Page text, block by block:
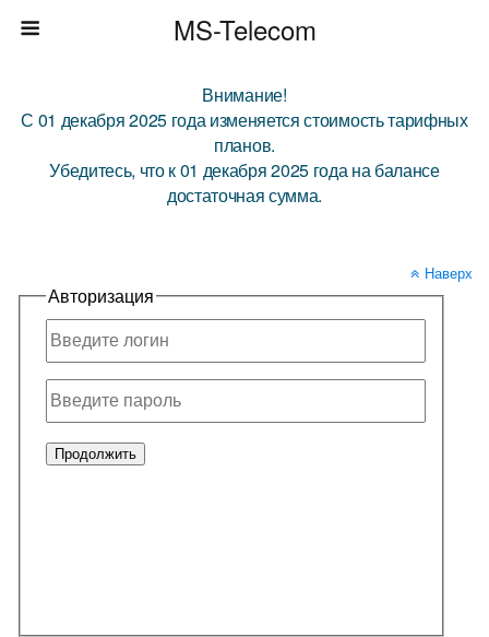
MS-Telecom
Внимание!
С 01 декабря 2025 года изменяется стоимость тарифных
планов.
Убедитесь, что к 01 декабря 2025 года на балансе
достаточная сумма.
Авторизация
Продолжить
Наверх